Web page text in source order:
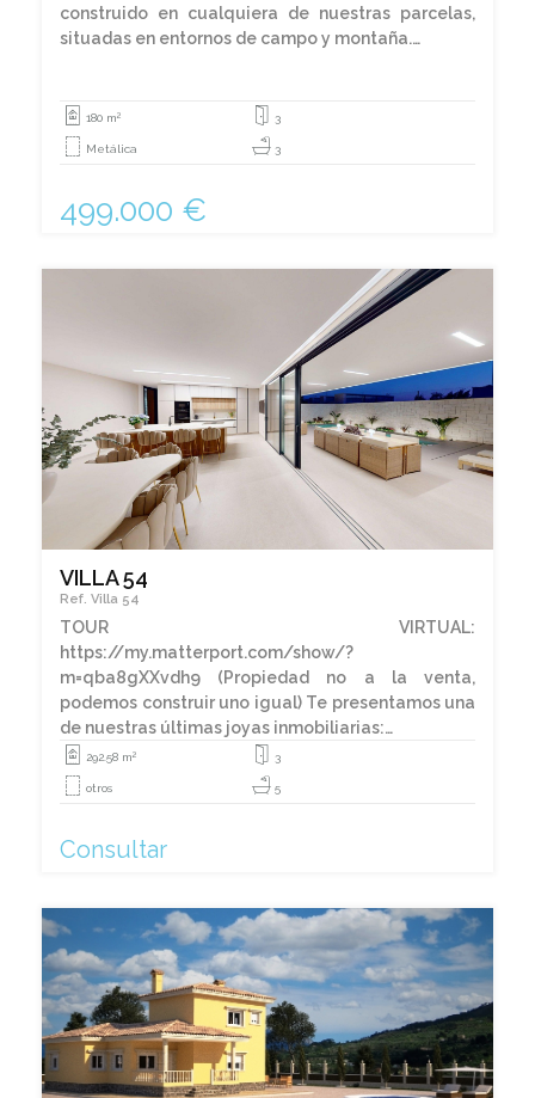
construido en cualquiera de nuestras parcelas,
situadas en entornos de campo y montaña.…
180 m2
Metálica
3
3
499.000 €
VILLA 54
Ref. Villa 54
TOUR VIRTUAL:
https://my.matterport.com/show/?
m=qba8gXXvdh9 (Propiedad no a la venta,
podemos construir uno igual) Te presentamos una
de nuestras últimas joyas inmobiliarias:…
292.58 m2
otros
3
5
Consultar